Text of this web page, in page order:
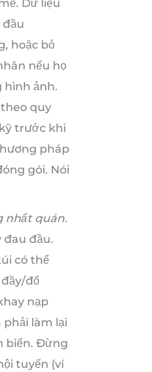
Dữ liệu
hoặc bỏ
nếu họ
hình ảnh.
quy
trước khi
pháp
gói. Nói
nhất quán.
đau đầu.
có thể
đổ
nạp
phải làm lại
biến. Đừng
tuyến (ví